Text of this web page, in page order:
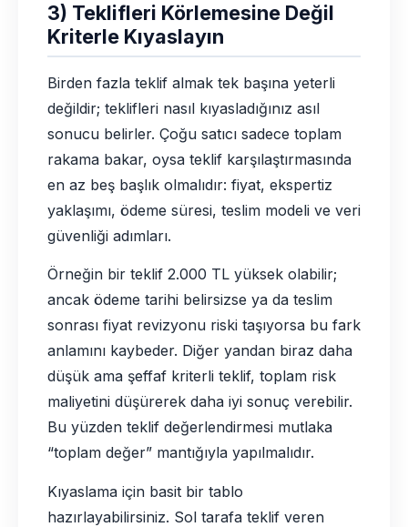
3) Teklifleri Körlemesine Değil
Kriterle Kıyaslayın
Birden fazla teklif almak tek başına yeterli
değildir; teklifleri nasıl kıyasladığınız asıl
sonucu belirler. Çoğu satıcı sadece toplam
rakama bakar, oysa teklif karşılaştırmasında
en az beş başlık olmalıdır: fiyat, ekspertiz
yaklaşımı, ödeme süresi, teslim modeli ve veri
güvenliği adımları.
Örneğin bir teklif 2.000 TL yüksek olabilir;
ancak ödeme tarihi belirsizse ya da teslim
sonrası fiyat revizyonu riski taşıyorsa bu fark
anlamını kaybeder. Diğer yandan biraz daha
düşük ama şeffaf kriterli teklif, toplam risk
maliyetini düşürerek daha iyi sonuç verebilir.
Bu yüzden teklif değerlendirmesi mutlaka
“toplam değer” mantığıyla yapılmalıdır.
Kıyaslama için basit bir tablo
hazırlayabilirsiniz. Sol tarafa teklif veren